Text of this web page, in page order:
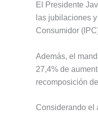
El Presidente
las jubilaciones
Consumidor
Además, el
27,4% de
recomposición
Considerando el